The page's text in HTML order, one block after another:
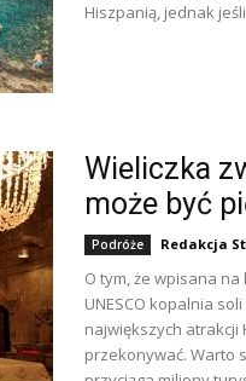
Hiszpanią, jednak
Wieliczka
może być
Podróże Redakcja
O tym, że wpisana
UNESCO kopalnia
największych atrakcji
przekonywać. Warto